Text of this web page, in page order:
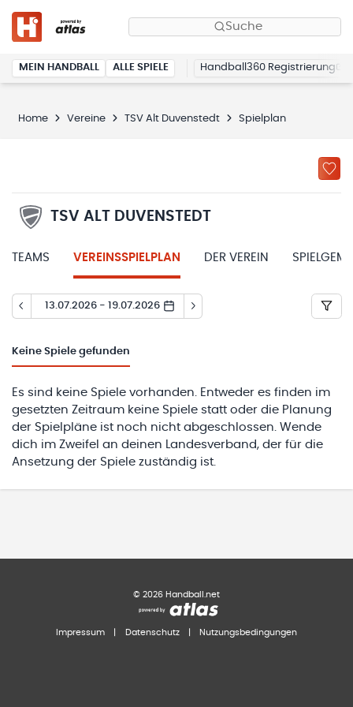
Suche
MEIN HANDBALL ALLE SPIELE Handball360 Registrierung
Home Vereine TSV Alt Duvenstedt Spielplan
TSV ALT DUVENSTEDT
TEAMS VEREINSSPIELPLAN DER VEREIN
13.07.2026 - 19.07.2026
Keine Spiele gefunden
Es sind keine Spiele vorhanden. Entweder es finden im
gesetzten Zeitraum keine Spiele statt oder die Planung
der Spielpläne ist noch nicht abgeschlossen. Wende
dich im Zweifel an deinen Landesverband, der für die
Ansetzung der Spiele zuständig ist.
© 2026 Handball.net
Impressum Datenschutz Nutzungsbedingungen